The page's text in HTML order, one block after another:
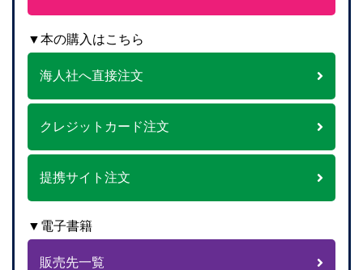
▼本の購入はこちら
海人社へ直接注文
クレジットカード注文
提携サイト注文
▼電子書籍
販売先一覧